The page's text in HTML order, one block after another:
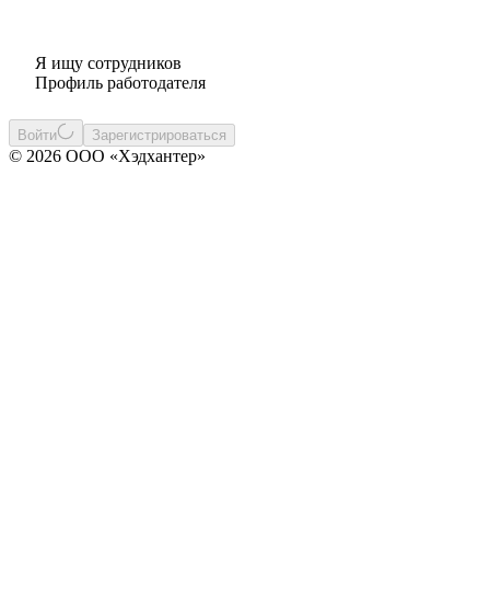
Я ищу сотрудников
Профиль работодателя
Войти Зарегистрироваться
© 2026 ООО «Хэдхантер»